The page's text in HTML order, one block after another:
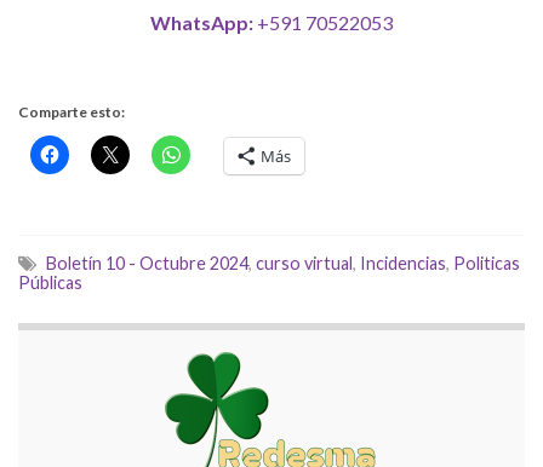
WhatsApp: +591 70522053
Comparte esto:
Más
Boletín 10 - Octubre 2024, curso virtual, Incidencias, Politicas
Públicas